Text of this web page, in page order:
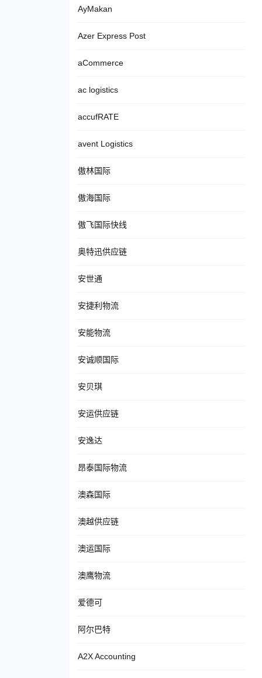
AyMakan
Azer Express Post
aCommerce
ac logistics
accufRATE
avent Logistics
傲林国际
傲海国际
傲飞国际快线
奥特迅供应链
安世通
安捷利物流
安能物流
安诚顺国际
安贝琪
安运供应链
安逸达
昂泰国际物流
澳森国际
澳越供应链
澳运国际
澳鹰物流
爱德可
阿尔巴特
A2X Accounting